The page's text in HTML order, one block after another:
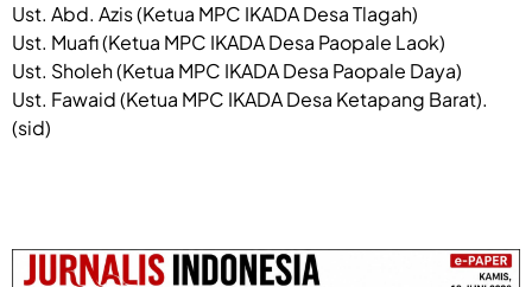
Ust. Abd. Azis (Ketua MPC IKADA Desa Tlagah)
Ust. Muafi (Ketua MPC IKADA Desa Paopale Laok)
Ust. Sholeh (Ketua MPC IKADA Desa Paopale Daya)
Ust. Fawaid (Ketua MPC IKADA Desa Ketapang Barat).
(sid)